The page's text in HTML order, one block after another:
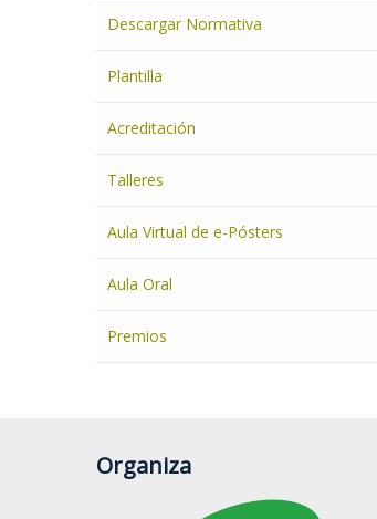
Descargar Normativa
Plantilla
Acreditación
Talleres
Aula Virtual de e-Pósters
Aula Oral
Premios
Organiza